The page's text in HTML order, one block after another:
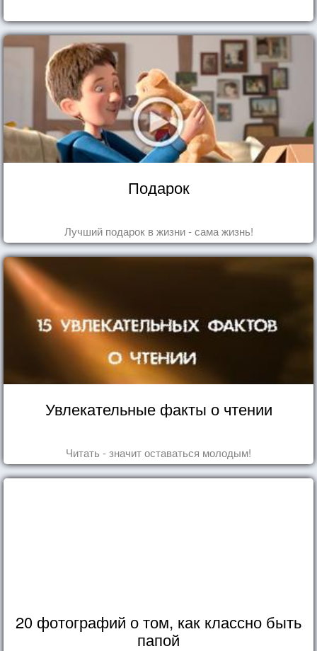
Подарок
Лучший подарок в жизни - сама жизнь!
Увлекательные факты о чтении
Читать - значит оставаться молодым!
20 фотографий о том, как классно быть
папой